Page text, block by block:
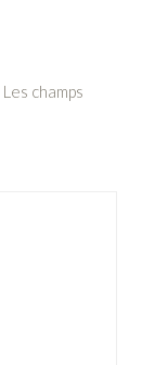
Les champs